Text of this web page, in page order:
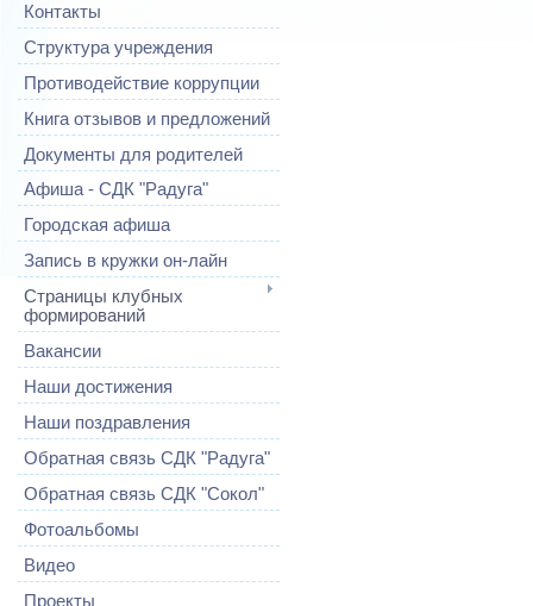
Контакты
Структура учреждения
Противодействие коррупции
Книга отзывов и предложений
Документы для родителей
Афиша - СДК "Радуга"
Городская афиша
Запись в кружки он-лайн
Страницы клубных
формирований
Вакансии
Наши достижения
Наши поздравления
Обратная связь СДК "Радуга"
Обратная связь СДК "Сокол"
Фотоальбомы
Видео
Проекты